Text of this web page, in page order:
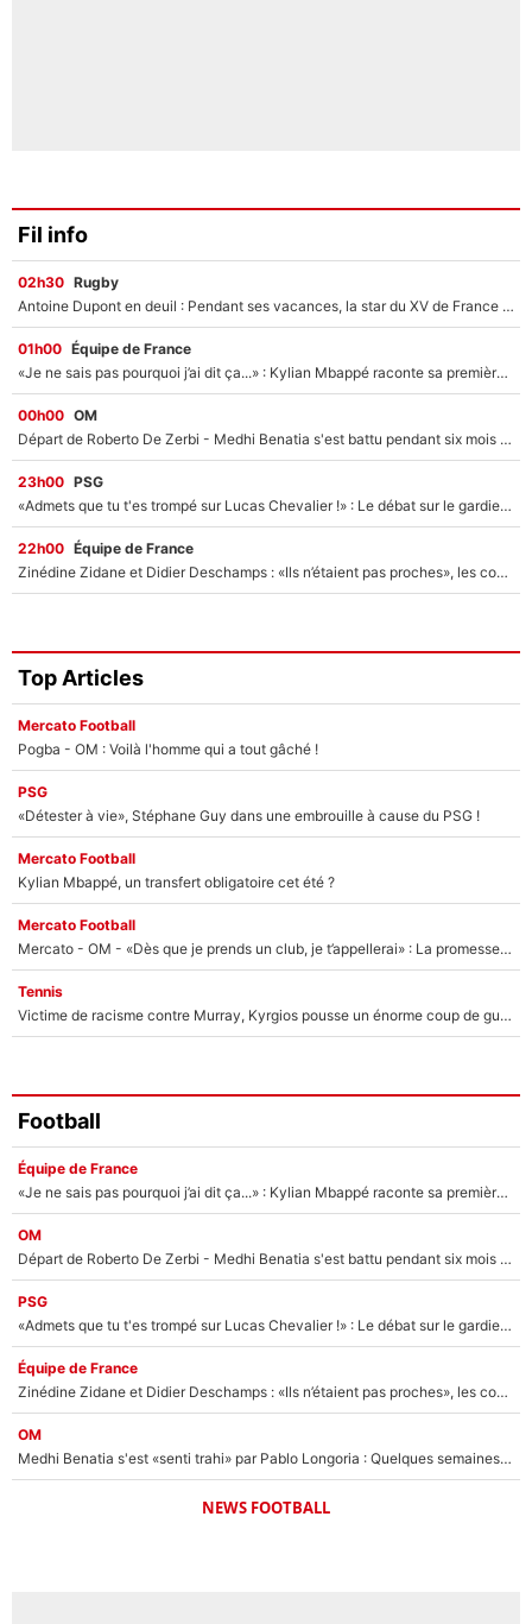
Fil info
02h30 Rugby
Antoine Dupont en deuil : Pendant ses vacances, la star du XV de France a perdu sa grand-mère
01h00 Équipe de France
«Je ne sais pas pourquoi j’ai dit ça...» : Kylian Mbappé raconte sa première rencontre avec Zinédine Zidane (et c’est très drôle)
00h00 OM
Départ de Roberto De Zerbi - Medhi Benatia s'est battu pendant six mois pour le retenir à l'OM, le PSG a été le naufrage de trop : «Je pars avec toi»
23h00 PSG
«Admets que tu t'es trompé sur Lucas Chevalier !» : Le débat sur le gardien du PSG vire au clash à l'After Foot
22h00 Équipe de France
Zinédine Zidane et Didier Deschamps : «Ils n’étaient pas proches», les confidences d’un membre de l’équipe de France 1998 sur leur relation spéciale
Top Articles
Mercato Football
Pogba - OM : Voilà l'homme qui a tout gâché !
PSG
«Détester à vie», Stéphane Guy dans une embrouille à cause du PSG !
Mercato Football
Kylian Mbappé, un transfert obligatoire cet été ?
Mercato Football
Mercato - OM - «Dès que je prends un club, je t’appellerai» : La promesse de Marcelino au moment de claquer la porte
Tennis
Victime de racisme contre Murray, Kyrgios pousse un énorme coup de gueule !
Football
Équipe de France
«Je ne sais pas pourquoi j’ai dit ça...» : Kylian Mbappé raconte sa première rencontre avec Zinédine Zidane (et c’est très drôle)
OM
Départ de Roberto De Zerbi - Medhi Benatia s'est battu pendant six mois pour le retenir à l'OM, le PSG a été le naufrage de trop : «Je pars avec toi»
PSG
«Admets que tu t'es trompé sur Lucas Chevalier !» : Le débat sur le gardien du PSG vire au clash à l'After Foot
Équipe de France
Zinédine Zidane et Didier Deschamps : «Ils n’étaient pas proches», les confidences d’un membre de l’équipe de France 1998 sur leur relation spéciale
OM
Medhi Benatia s'est «senti trahi» par Pablo Longoria : Quelques semaines après son départ, l'ancien directeur de football de l'OM règle ses comptes
NEWS FOOTBALL